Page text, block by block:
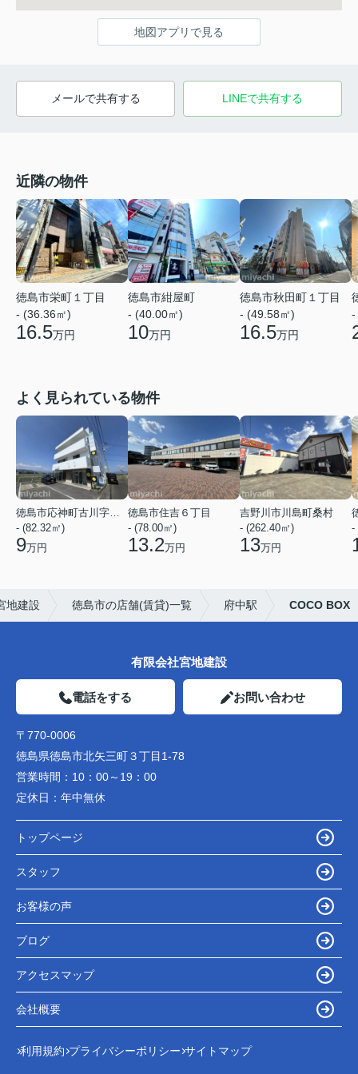
地図アプリで見る
メールで共有する LINEで共有する
近隣の物件
徳島市栄町１丁目
- (36.36㎡)
16.5万円
徳島市紺屋町
- (40.00㎡)
10万円
徳島市秋田町１丁目
- (49.58㎡)
16.5万円
-
よく見られている物件
徳島市応神町古川字鯛ノ浜添
- (82.32㎡)
9万円
徳島市住吉６丁目
- (78.00㎡)
13.2万円
吉野川市川島町桑村
- (262.40㎡)
13万円
-
地建設 徳島市の店舗(賃貸)一覧 府中駅 COCO BOX
有限会社宮地建設
電話をする お問い合わせ
〒770-0006
徳島県徳島市北矢三町３丁目1-78
営業時間： 10：00～19：00
定休日： 年中無休
トップページ
スタッフ
お客様の声
ブログ
アクセスマップ
会社概要
利用規約 プライバシーポリシー サイトマップ